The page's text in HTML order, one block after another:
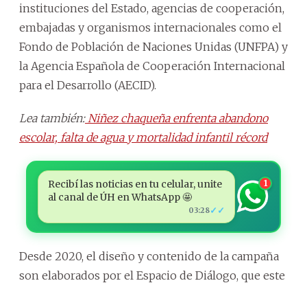
instituciones del Estado, agencias de cooperación,
embajadas y organismos internacionales como el
Fondo de Población de Naciones Unidas (UNFPA) y
la Agencia Española de Cooperación Internacional
para el Desarrollo (AECID).
Lea también:Niñez chaqueña enfrenta abandono
escolar, falta de agua y mortalidad infantil récord
Recibí las noticias en tu celular, unite
al canal de ÚH en WhatsApp 🤩
03:28✓✓
1
Desde 2020, el diseño y contenido de la campaña
son elaborados por el Espacio de Diálogo, que este